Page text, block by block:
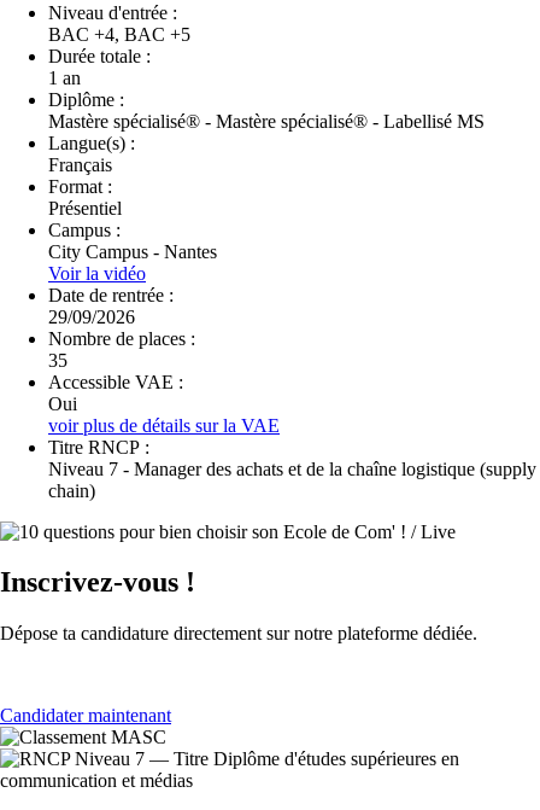
Niveau d'entrée :
BAC +4, BAC +5
Durée totale :
1 an
Diplôme :
Mastère spécialisé® - Mastère spécialisé® - Labellisé MS
Langue(s) :
Français
Format :
Présentiel
Campus :
City Campus - Nantes
Voir la vidéo
Date de rentrée :
29/09/2026
Nombre de places :
35
Accessible VAE :
Oui
voir plus de détails sur la VAE
Titre RNCP :
Niveau 7 - Manager des achats et de la chaîne logistique (supply
chain)
Inscrivez-vous !
Dépose ta candidature directement sur notre plateforme dédiée.
Candidater maintenant